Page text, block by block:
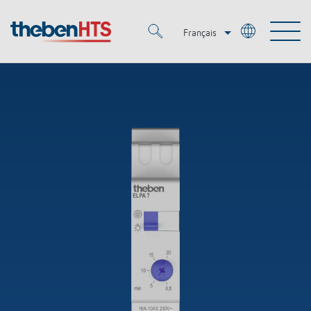
Français
Deutsch
Détecteurs de présence et de mouvement
Contrôle du temps et de la lumière
Commande d'éclairage DALI-2